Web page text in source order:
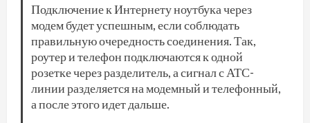
Подключение к Интернету ноутбука через
модем будет успешным, если соблюдать
правильную очередность соединения. Так,
роутер и телефон подключаются к одной
розетке через разделитель, а сигнал с АТС-
линии разделяется на модемный и телефонный,
а после этого идет дальше.